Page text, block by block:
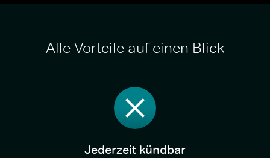
Alle Vorteile auf einen Blick
Jederzeit kündbar